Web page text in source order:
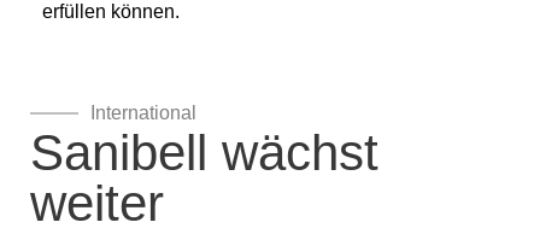
erfüllen können.
International
Sanibell wächst
weiter